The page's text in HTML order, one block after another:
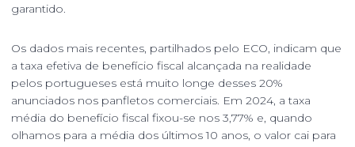
garantido.
Os dados mais recentes, partilhados pelo ECO, indicam que
a taxa efetiva de benefício fiscal alcançada na realidade
pelos portugueses está muito longe desses 20%
anunciados nos panfletos comerciais. Em 2024, a taxa
média do benefício fiscal fixou-se nos 3,77% e, quando
olhamos para a média dos últimos 10 anos, o valor cai para